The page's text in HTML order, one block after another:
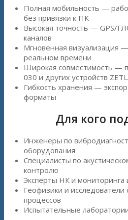
Полная мобильность —
без привязки к ПК
Высокая точность — GPS/
каналов
Мгновенная визуализация —
реальном времени
Широкая совместимость —
030 и других устройств
Гибкость хранения —
форматы
Для кого
Инженеры по
оборудования
Специалисты по
контролю
Эксперты НК и мониторинга
Геофизики и исследователи
процессов
Испытательные